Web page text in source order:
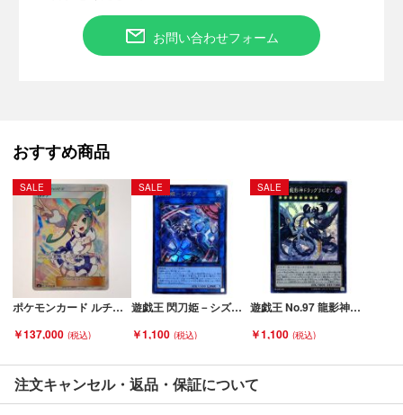
■状態等は画像をご確認・ご参照下さい。
行なっております。
評価ご不要のお客様は、ご落札・ご購入をお控えください。
■弊社（株式会社オカモトＲＭＣ）を装った偽装サイトにご注意
ください■
弊社（株式会社オカモトＲＭＣ）の商品画像や文章を無断盗用し
た『偽装サイト』を確認しておりますが、
当店とは一切関係がございませんのでご注意ください。
お問い合わせフォーム
おすすめ商品
SALE
ポケモンカード ルチア 104/096 SM7 SR 折れ有 Cランク
￥137,000
SALE
遊戯王 閃刀姫－シズク SLF1-JP039 ウルトラレア イラスト違い トレカ Bランク
￥1,100
SALE
遊戯王 No.97 龍影神ドラッグラビリオン CP19-JP033 コレクターズレア トレカ Bランク
￥1,100
注文キャンセル・返品・保証について